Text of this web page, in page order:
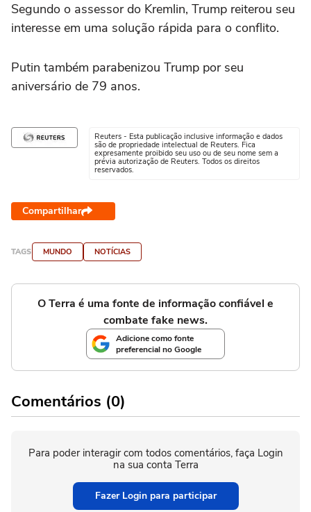
Segundo o assessor do Kremlin, Trump reiterou seu
interesse em uma solução rápida para o conflito.
Putin também parabenizou Trump por seu
aniversário de 79 anos.
Reuters - Esta publicação inclusive informação e dados
são de propriedade intelectual de Reuters. Fica
expresamente proibido seu uso ou de seu nome sem a
prévia autorização de Reuters. Todos os direitos
reservados.
Compartilhar
TAGS MUNDO NOTÍCIAS
O Terra é uma fonte de informação confiável e
combate fake news.
Adicione como fonte
preferencial no Google
Comentários (0)
Para poder interagir com todos comentários, faça Login
na sua conta Terra
Fazer Login para participar